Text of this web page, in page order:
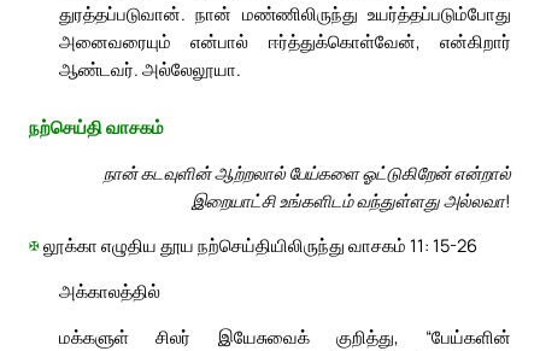
துரத்தப்படுவான். நான் மண்ணிலிருந்து உயர்த்தப்படும்போது
அனைவரையும் என்பால் ஈர்த்துக்கொள்வேன், என்கிறார்
ஆண்டவர். அல்லேலூயா.
நற்செய்தி வாசகம்
நான் கடவுளின் ஆற்றலால் பேய்களை ஓட்டுகிறேன் என்றால்
இறையாட்சி உங்களிடம் வந்துள்ளது அல்லவா!
✠லூக்கா எழுதிய தூய நற்செய்தியிலிருந்து வாசகம் 11: 15-26
அக்காலத்தில்
மக்களுள் சிலர் இயேசுவைக் குறித்து, “பேய்களின்